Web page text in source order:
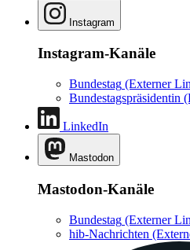
Instagram
Instagram-Kanäle
Bundestag (Externer
Bundestagspräsidentin
LinkedIn
Mastodon
Mastodon-Kanäle
Bundestag (Externer
hib-Nachrichten